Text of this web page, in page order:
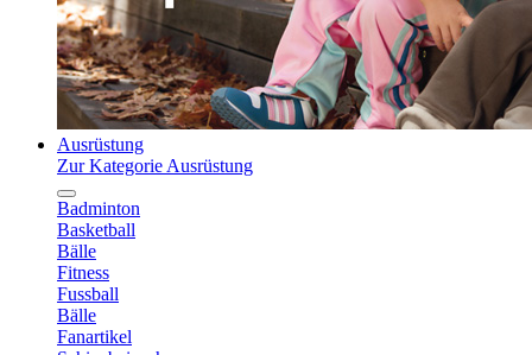
Ausrüstung
Zur Kategorie Ausrüstung
Badminton
Basketball
Bälle
Fitness
Fussball
Bälle
Fanartikel